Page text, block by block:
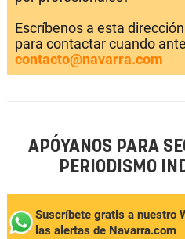
Escríbenos a esta
para contactar cuando
contacto@navarra.com
APÓYANOS PARA
PERIODISMO
Suscríbete gratis a nuestro
las alertas de Navarra.com